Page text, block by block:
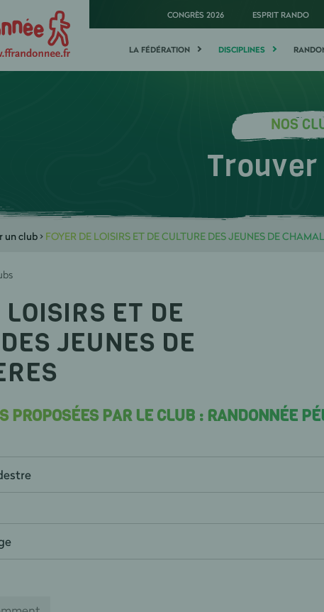
CONGRÈS 2026 ESPRIT RANDO
LA FÉDÉRATION DISCIPLINES
NOS
un club> FOYER DE LOISIRS ET DE CULTURE DES JEUNES DE
ET DE
JEUNES DE
PROPOSÉES PAR LE CLUB : RANDONNÉE